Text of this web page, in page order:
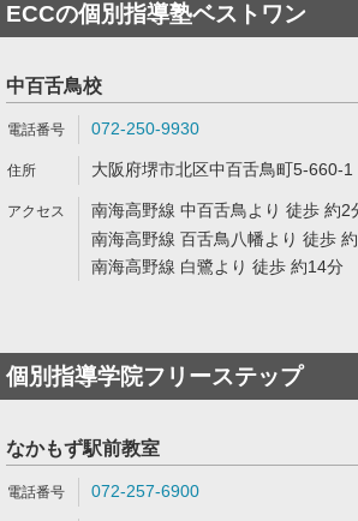
ECCの個別指導塾ベストワン
中百舌鳥校
072-250-9930
大阪府堺市北区中百舌鳥町5-660-1
南海高野線 中百舌鳥より 徒歩 約2
南海高野線 百舌鳥八幡より 徒歩
南海高野線 白鷺より 徒歩 約14分
個別指導学院フリーステップ
なかもず駅前教室
072-257-6900